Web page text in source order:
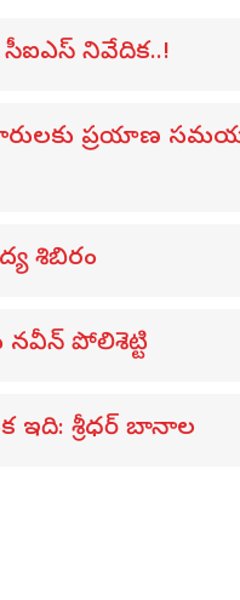
సీఐఎస్ నివేదిక..!
ప్రయాణ
శిబిరం
పోలిశెట్టి
ఇది: శ్రీధర్ బానాల